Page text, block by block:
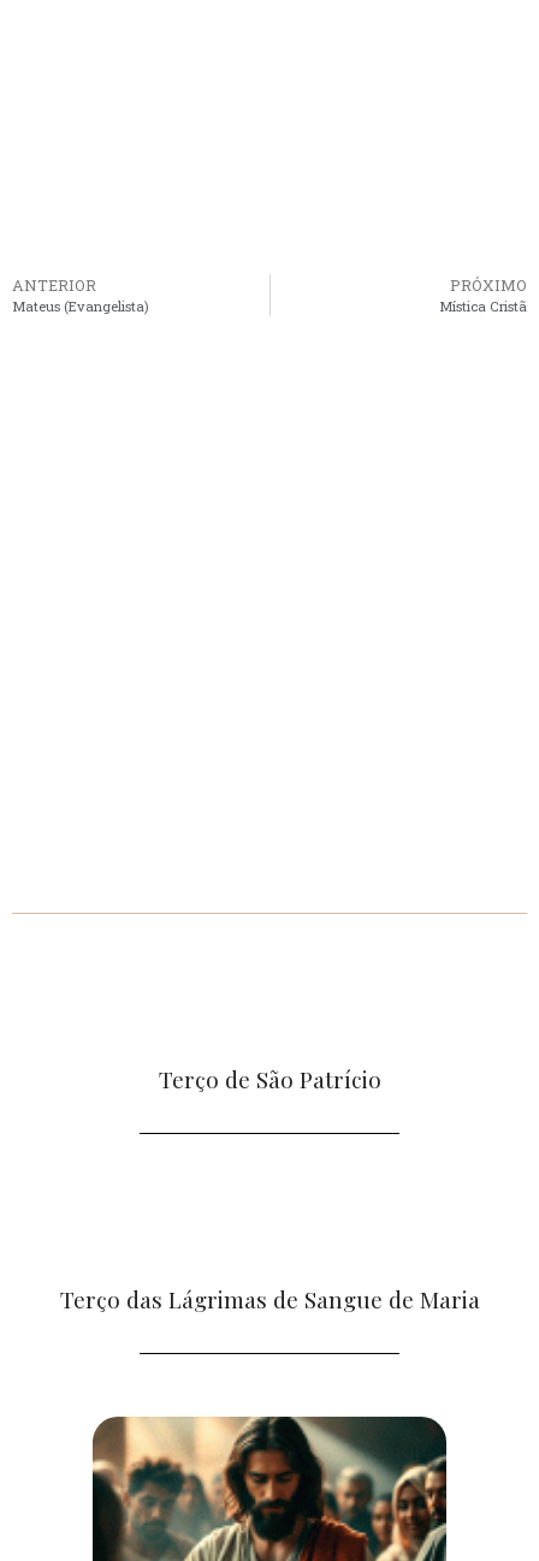
ANTERIOR
Mateus (Evangelista)
PRÓXIMO
Mística Cristã
Terço de São Patrício
Terço das Lágrimas de Sangue de Maria